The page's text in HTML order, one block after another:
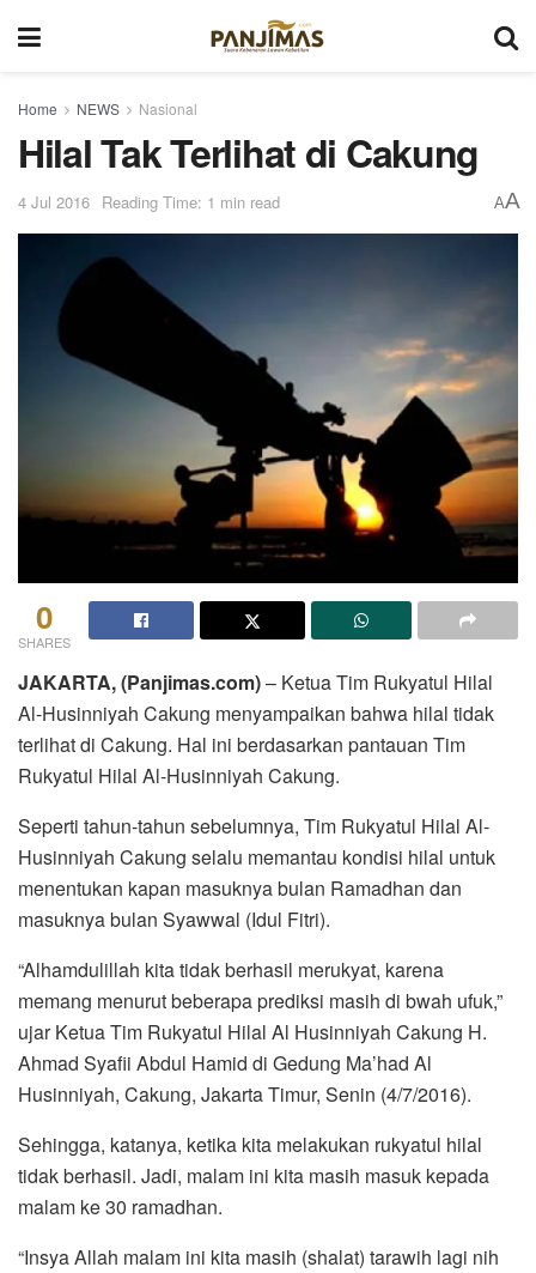
Home NEWS Nasional
Hilal Tak Terlihat di Cakung
4 Jul 2016 Reading Time: 1 min read AA
0
SHARES
JAKARTA, (Panjimas.com)– Ketua Tim Rukyatul Hilal
Al-Husinniyah Cakung menyampaikan bahwa hilal tidak
terlihat di Cakung. Hal ini berdasarkan pantauan Tim
Rukyatul Hilal Al-Husinniyah Cakung.
Seperti tahun-tahun sebelumnya, Tim Rukyatul Hilal Al-
Husinniyah Cakung selalu memantau kondisi hilal untuk
menentukan kapan masuknya bulan Ramadhan dan
masuknya bulan Syawwal (Idul Fitri).
“Alhamdulillah kita tidak berhasil merukyat, karena
memang menurut beberapa prediksi masih di bwah ufuk,”
ujar Ketua Tim Rukyatul Hilal Al Husinniyah Cakung H.
Ahmad Syafii Abdul Hamid di Gedung Ma’had Al
Husinniyah, Cakung, Jakarta Timur, Senin (4/7/2016).
Sehingga, katanya, ketika kita melakukan rukyatul hilal
tidak berhasil. Jadi, malam ini kita masih masuk kepada
malam ke 30 ramadhan.
“Insya Allah malam ini kita masih (shalat) tarawih lagi nih